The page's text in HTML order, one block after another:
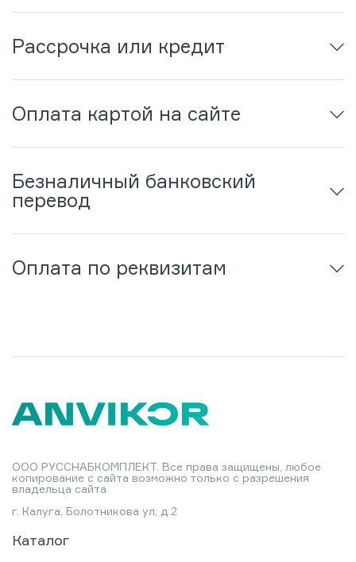
Рассрочка или кредит
Оплата картой на сайте
Безналичный банковский
перевод
Оплата по реквизитам
ООО РУССНАБКОМПЛЕКТ. Все права защищены, любое
копирование с сайта возможно только с разрешения
владельца сайта
г. Калуга, Болотникова ул, д.2
Каталог